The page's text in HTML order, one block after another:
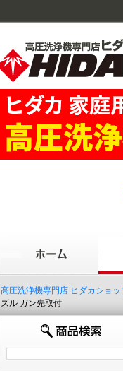
高圧洗浄機専門店 ヒダカショッ
ズル ガン先取付